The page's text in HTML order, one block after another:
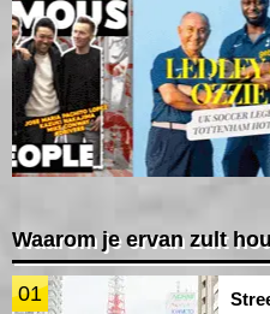
Waarom je ervan zult
01